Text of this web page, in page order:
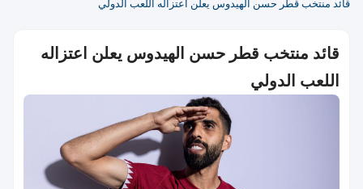
قائد منتخب قطر حسن الهيدوس يعلن اعتزاله اللعب الدولي
قائد منتخب قطر حسن الهيدوس يعلن اعتزاله
اللعب الدولي